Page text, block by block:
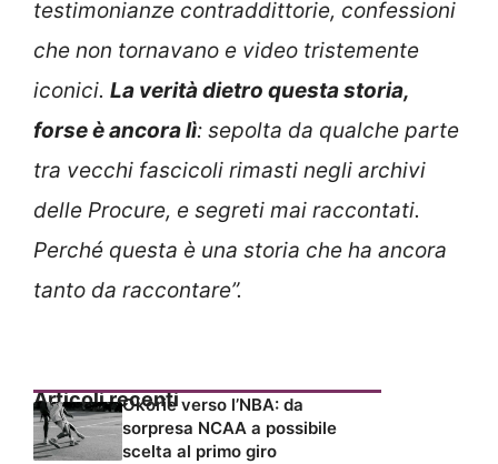
testimonianze contraddittorie, confessioni
che non tornavano e video tristemente
iconici. La verità dietro questa storia,
forse è ancora lì: sepolta da qualche parte
tra vecchi fascicoli rimasti negli archivi
delle Procure, e segreti mai raccontati.
Perché questa è una storia che ha ancora
tanto da raccontare”.
Articoli recentiOkorie verso l’NBA: da
sorpresa NCAA a possibile
scelta al primo giro